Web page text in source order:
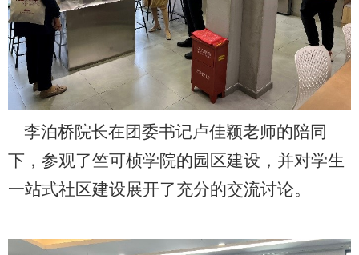
李泊桥院长在团委书记卢佳颖老师的陪同
下，参观了竺可桢学院的园区建设，并对学生
一站式社区建设展开了充分的交流讨论。